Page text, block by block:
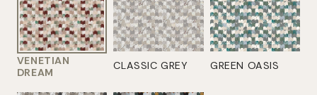
VENETIAN
DREAM
CLASSIC GREY GREEN OASIS